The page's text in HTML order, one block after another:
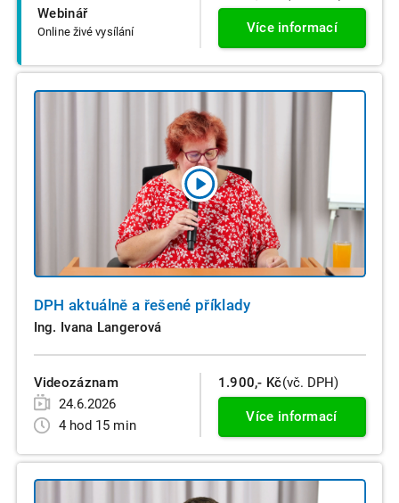
Webinář
Online živé vysílání Více informací
DPH aktuálně a řešené příklady
Ing. Ivana Langerová
Videozáznam
24.6.2026
4 hod 15 min
1.900,- Kč(vč. DPH)
Více informací